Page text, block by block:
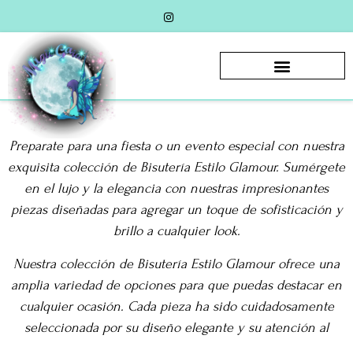
Preparate para una fiesta o un evento especial con nuestra
exquisita colección de Bisutería Estilo Glamour. Sumérgete
en el lujo y la elegancia con nuestras impresionantes
piezas diseñadas para agregar un toque de sofisticación y
brillo a cualquier look.
Nuestra colección de Bisutería Estilo Glamour ofrece una
amplia variedad de opciones para que puedas destacar en
cualquier ocasión. Cada pieza ha sido cuidadosamente
seleccionada por su diseño elegante y su atención al